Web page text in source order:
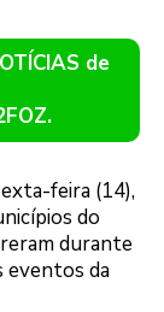
de
feira (14),
do
durante
eventos da